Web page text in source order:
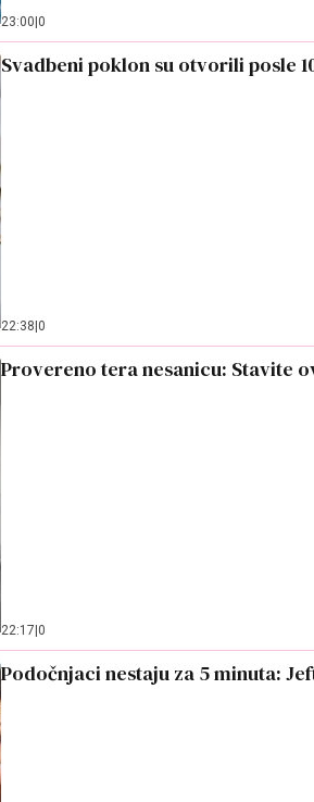
23:00 0
Svadbeni poklon su otvorili posle
22:38 0
Provereno tera nesanicu: Stavite
22:17 0
Podočnjaci nestaju za 5 minuta: